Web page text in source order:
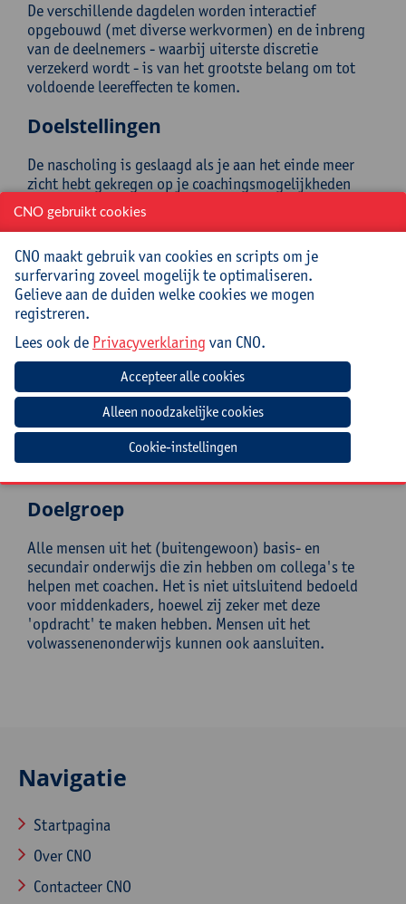
De verschillende dagdelen worden interactief
opgebouwd (met diverse werkvormen) en de inbreng
van de deelnemers - waarbij uiterste discretie
verzekerd wordt - is van het grootste belang om tot
voldoende leereffecten te komen.
Doelstellingen
De nascholing is geslaagd als je aan het einde meer
zicht hebt gekregen op je coachingsmogelijkheden
naar collega’s toe en enkele coachingsvaardigheden
bewuster kan hanteren.
Na het volgen van de nascholing:
voer je een coachend gesprek vanuit de
aangewezen coachattitudes (veiligheid,
vertrouwen, verantwoordelijkheid en
vrijwilligheid);
coach je gerichter vanuit het “groeiIKhulp-
pas je je coachingsvaardigheden explorerend
liften, waarderend versterken, betrokken
confronteren en verbindend adviseren bewuster
Doelgroep
Alle mensen uit het (buitengewoon) basis- en
secundair onderwijs die zin hebben om collega's te
helpen met coachen. Het is niet uitsluitend bedoeld
voor middenkaders, hoewel zij zeker met deze
'opdracht' te maken hebben. Mensen uit het
volwassenenonderwijs kunnen ook aansluiten.
Navigatie
Startpagina
Over CNO
Contacteer CNO
CNO gebruikt cookies
CNO maakt gebruik van cookies en scripts om je
surfervaring zoveel mogelijk te optimaliseren.
Gelieve aan de duiden welke cookies we mogen
registreren.
Lees ook de Privacyverklaring van CNO.
Cookie-instellingen